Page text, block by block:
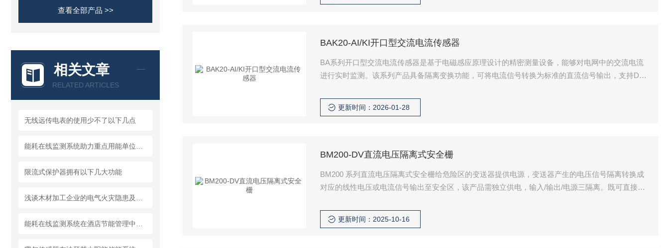
查看全部产品 >>
相关文章
RELATED ARTICLES
无线远传电表的使用少不了以下几点
限流式保护器拥有以下几大功能
BAK20-AI/KI开口型交流电流传感器
BA系列开口型交流电流传感器是基于电磁感应原理设计的精密测量设备，能够对电网中的交流电流
进行实时监测。该系列产品具备隔离变换功能，可将电流信号转换为标准的直流信号输出，支持DC
更新时间：2026-01-28
BM200-DV直流电压隔离式安全栅
BM200 系列直流电压隔离式安全栅给危险区的变送器提供电源，变送器产生的电压信号隔离转换成
对应的线性电压或电流信号输出至安全区，该产品需独立供电，输入/输出/电源三隔离。既可直接与
更新时间：2025-10-16